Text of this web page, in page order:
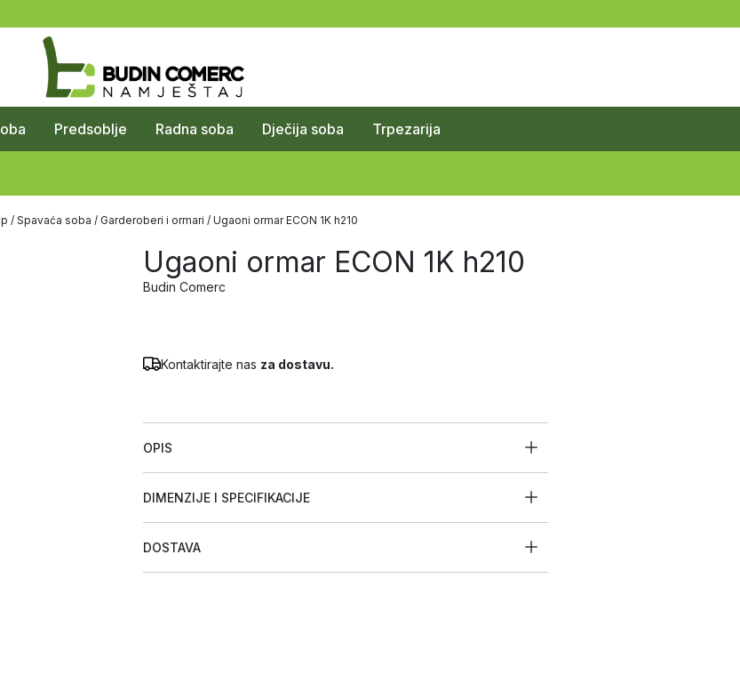
Predsoblje Radna soba Dječija soba Trpezarija
/ Spavaća soba / Garderoberi i ormari / Ugaoni ormar ECON 1K h210
Ugaoni ormar ECON 1K h210
Budin Comerc
Kontaktirajte nas za dostavu.
OPIS
DIMENZIJE I SPECIFIKACIJE
DOSTAVA